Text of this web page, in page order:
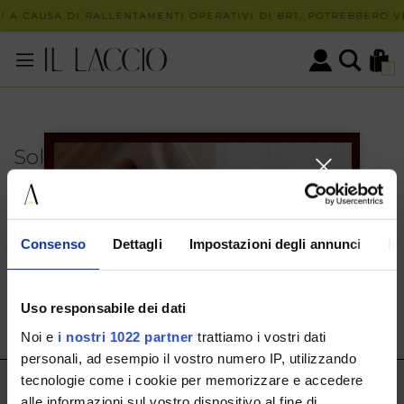
Consenso Dettagli Impostazioni degli annunci
Uso responsabile dei dati
Noi e i nostri 1022 partner trattiamo i vostri dati
personali, ad esempio il vostro numero IP, utilizzando
tecnologie come i cookie per memorizzare e accedere
A CAUSA DI RALLENTAMENTI OPERATIVI DI BRT, POTREBBERO
0
Solo in negozio
PUOI TROVARE QUESTO ARTICOLO SOLO PRESSO I
NOSTRI PUNTI VENDITA:
customerservice@illaccio.it
IL LACCIO